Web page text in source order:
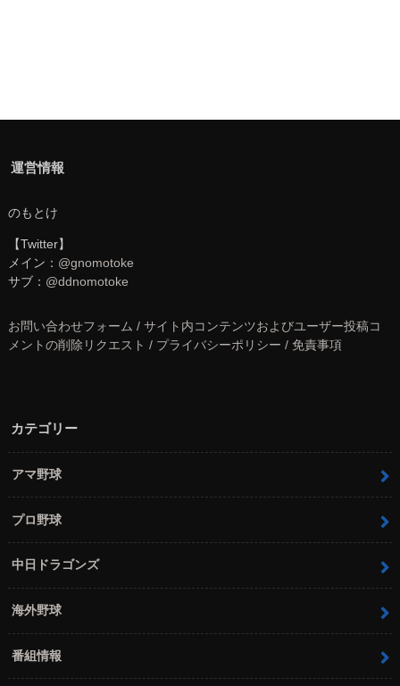
運営情報
のもとけ
【Twitter】
メイン： @gnomotoke
サブ： @ddnomotoke
お問い合わせフォーム / サイト内コンテンツおよびユーザー投稿コ
メントの削除リクエスト / プライバシーポリシー / 免責事項
カテゴリー
アマ野球
プロ野球
中日ドラゴンズ
海外野球
番組情報